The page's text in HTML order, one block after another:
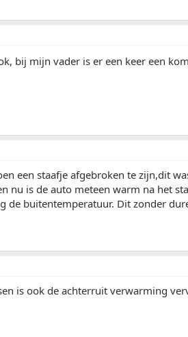
bij mijn vader is er een keer een
een staafje afgebroken te zijn,dit
nu is de auto meteen warm na het
de buitentemperatuur. Dit zonder
is ook de achterruit verwarming